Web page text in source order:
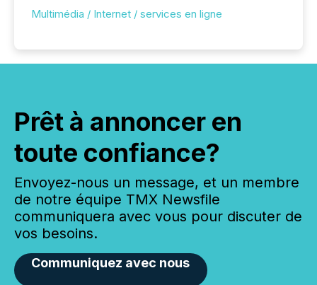
Multimédia / Internet / services en ligne
Prêt à annoncer en
toute confiance?
Envoyez-nous un message, et un membre
de notre équipe TMX Newsfile
communiquera avec vous pour discuter de
vos besoins.
Communiquez avec nous